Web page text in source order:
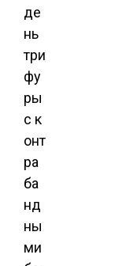
де
нь
три
фу
ры
с к
онт
ра
ба
нд
ны
ми